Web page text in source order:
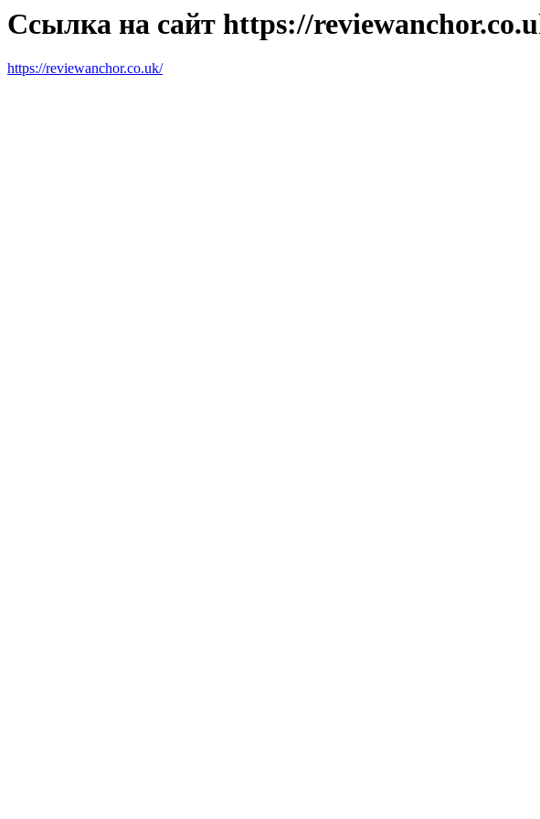
Ссылка на сайт https://
https://reviewanchor.co.uk/